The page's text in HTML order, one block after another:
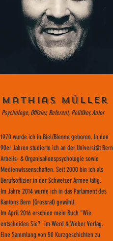
Mathias Müller
Psychologe, Offizier, Referent, Politiker, Autor
1970 wurde ich in Biel/Bienne geboren. In den
90er Jahren studierte ich an der Universität Bern
Arbeits- & Organisationspsychologie sowie
Medienwissenschaften. Seit 2000 bin ich als
Berufsoffizier in der Schweizer Armee tätig.
Im Jahre 2014 wurde ich in das Parlament des
Kantons Bern (Grossrat) gewählt.
Im April 2016 erschien mein Buch "Wie
entscheiden Sie?" im Werd & Weber Verlag.
Eine Sammlung von 50 Kurzgeschichten zu